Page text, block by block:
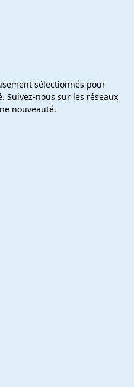
sélectionnés pour
Suivez-nous sur les réseaux
nouveauté.